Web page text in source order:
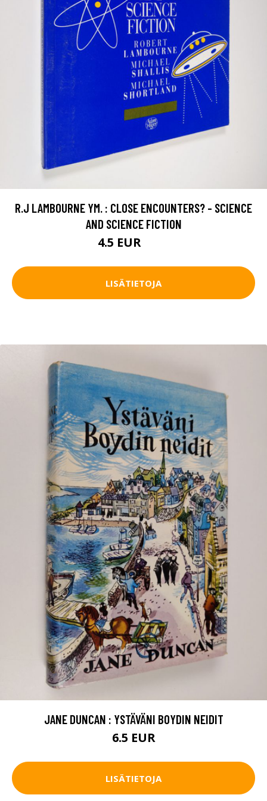
R.J LAMBOURNE YM. : CLOSE ENCOUNTERS? - SCIENCE
AND SCIENCE FICTION
4.5 EUR
LISÄTIETOJA
JANE DUNCAN : YSTÄVÄNI BOYDIN NEIDIT
6.5 EUR
LISÄTIETOJA